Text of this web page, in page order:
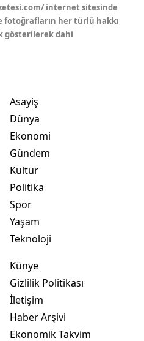
internet sitesinde
fotoğrafların her türlü hakkı
gösterilerek dahi
Asayiş
Dünya
Ekonomi
Gündem
Kültür
Politika
Spor
Yaşam
Teknoloji
Künye
Gizlilik Politikası
İletişim
Haber Arşivi
Ekonomik Takvim